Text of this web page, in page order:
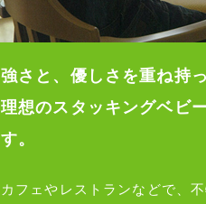
強さと、優しさを重ね持
理想のスタッキングベビ
す。
カフェやレストランなどで、